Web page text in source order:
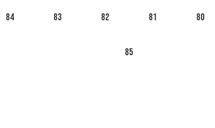
80
81
82
83
84
85